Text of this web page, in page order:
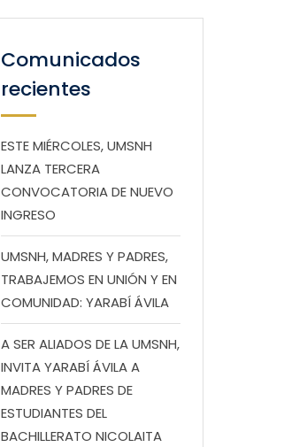
Comunicados
recientes
ESTE MIÉRCOLES, UMSNH
LANZA TERCERA
CONVOCATORIA DE NUEVO
INGRESO
UMSNH, MADRES Y PADRES,
TRABAJEMOS EN UNIÓN Y EN
COMUNIDAD: YARABÍ ÁVILA
A SER ALIADOS DE LA UMSNH,
INVITA YARABÍ ÁVILA A
MADRES Y PADRES DE
ESTUDIANTES DEL
BACHILLERATO NICOLAITA